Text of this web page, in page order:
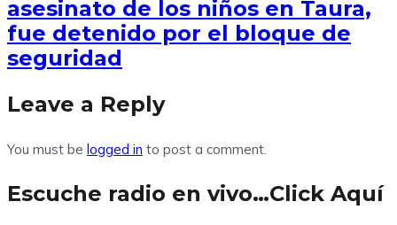
asesinato de los niños en Taura,
fue detenido por el bloque de
seguridad
Leave a Reply
You must be logged in to post a comment.
Escuche radio en vivo…Click Aquí